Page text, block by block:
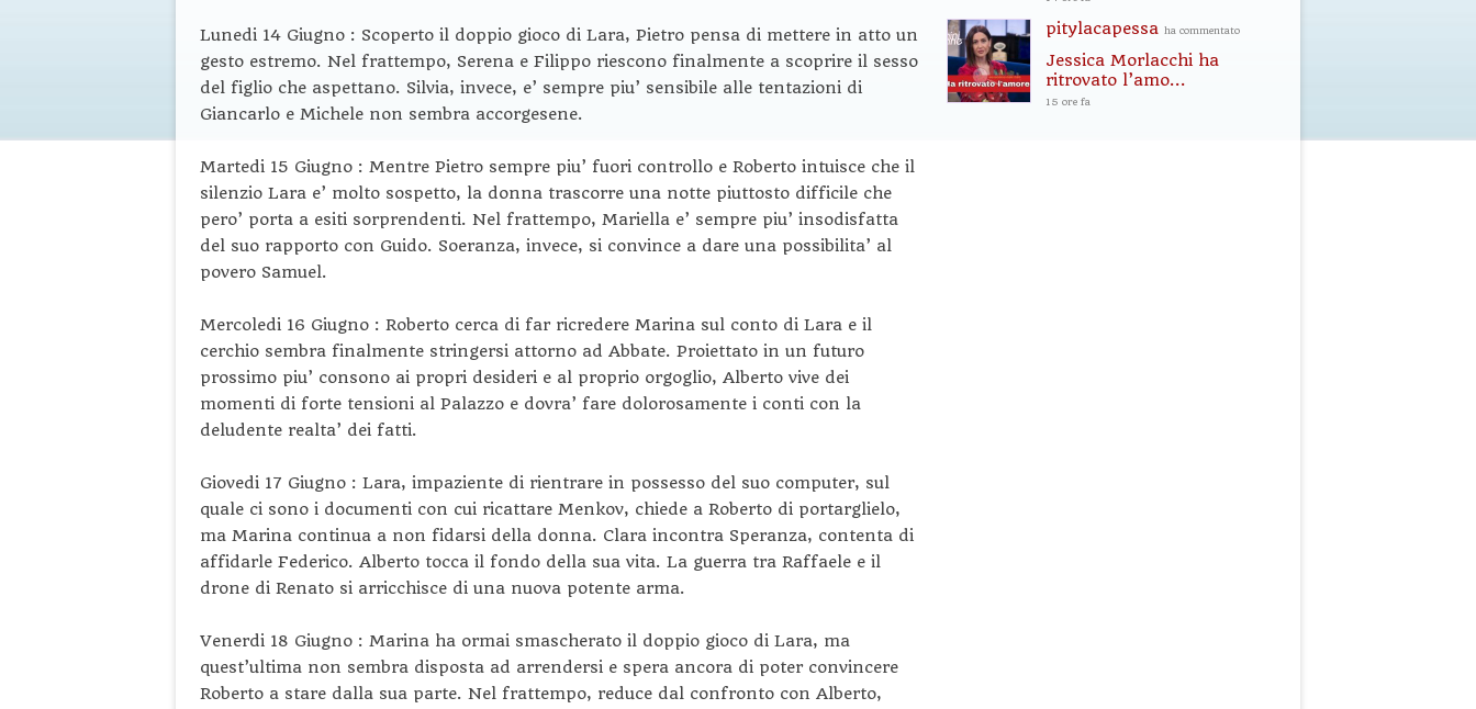
Lunedi 14 Giugno : Scoperto il doppio gioco di Lara, Pietro pensa di mettere in atto un
gesto estremo. Nel frattempo, Serena e Filippo riescono finalmente a scoprire il sesso
del figlio che aspettano. Silvia, invece, e’ sempre piu’ sensibile alle tentazioni di
Giancarlo e Michele non sembra accorgesene.
Martedi 15 Giugno : Mentre Pietro sempre piu’ fuori controllo e Roberto intuisce che il
silenzio Lara e’ molto sospetto, la donna trascorre una notte piuttosto difficile che
pero’ porta a esiti sorprendenti. Nel frattempo, Mariella e’ sempre piu’ insodisfatta
del suo rapporto con Guido. Soeranza, invece, si convince a dare una possibilita’ al
povero Samuel.
Mercoledi 16 Giugno : Roberto cerca di far ricredere Marina sul conto di Lara e il
cerchio sembra finalmente stringersi attorno ad Abbate. Proiettato in un futuro
prossimo piu’ consono ai propri desideri e al proprio orgoglio, Alberto vive dei
momenti di forte tensioni al Palazzo e dovra’ fare dolorosamente i conti con la
deludente realta’ dei fatti.
Giovedi 17 Giugno : Lara, impaziente di rientrare in possesso del suo computer, sul
quale ci sono i documenti con cui ricattare Menkov, chiede a Roberto di portarglielo,
ma Marina continua a non fidarsi della donna. Clara incontra Speranza, contenta di
affidarle Federico. Alberto tocca il fondo della sua vita. La guerra tra Raffaele e il
drone di Renato si arricchisce di una nuova potente arma.
Venerdi 18 Giugno : Marina ha ormai smascherato il doppio gioco di Lara, ma
quest’ultima non sembra disposta ad arrendersi e spera ancora di poter convincere
Roberto a stare dalla sua parte. Nel frattempo, reduce dal confronto con Alberto,
pitylacapessa ha commentato
Jessica Morlacchi ha
ritrovato l’amo...
15 ore fa